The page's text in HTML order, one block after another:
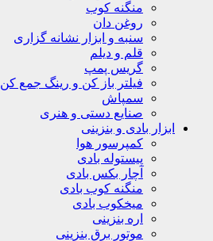
منگنه کوب
روغن دان
سنبه و ابزار نشانه گزاری
قلم و دیلم
گریس پمپ
فیلتر باز کن و رینگ جمع کن
سمپاش
صنایع دستی و هنری
ابزار بادی و بنزینی
کمپرسور هوا
پیستوله بادی
آچار بکس بادی
منگنه کوب بادی
میخکوب بادی
اره بنزینی
موتور برق بنزینی